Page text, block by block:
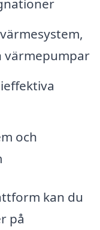
värmepumpar
och
kan du
på